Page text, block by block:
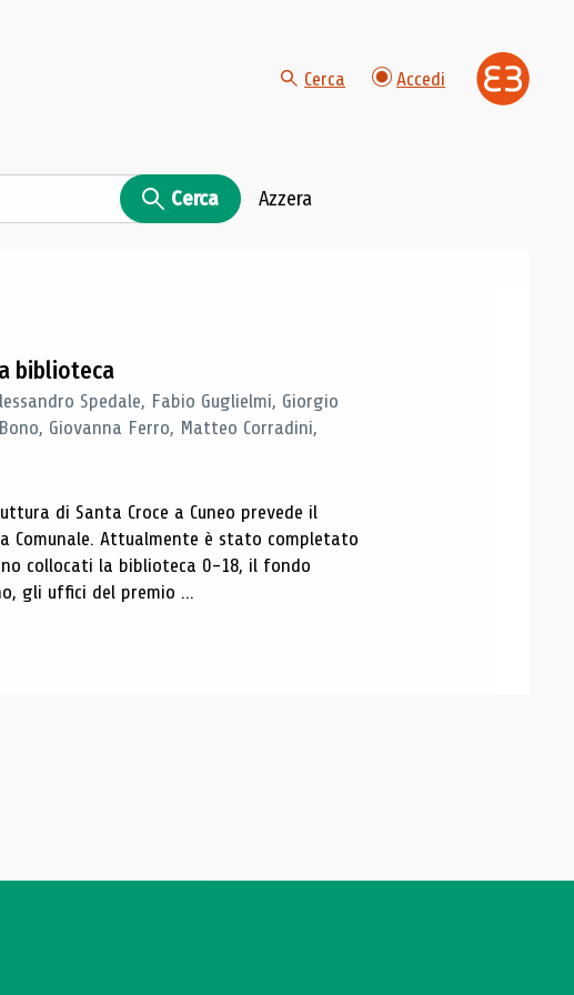
Cerca Accedi
Cerca Azzera
biblioteca
Spedale, Fabio Guglielmi, Giorgio
Giovanna Ferro, Matteo Corradini,
di Santa Croce a Cuneo prevede il
Comunale. Attualmente è stato completato
collocati la biblioteca 0-18, il fondo
gli uffici del premio ...